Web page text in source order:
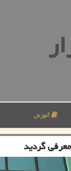
آموزش
گردید